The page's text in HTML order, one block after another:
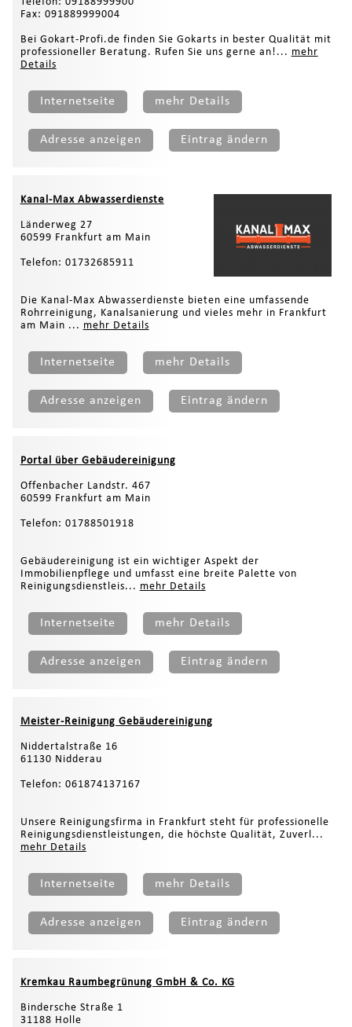
Fax: 091889999004
Bei Gokart-Profi.de finden Sie Gokarts in bester Qualität mit
professioneller Beratung. Rufen Sie uns gerne an!... mehr
Details
Internetseite mehr Details
Adresse anzeigen Eintrag ändern
Kanal-Max Abwasserdienste
Länderweg 27
60599 Frankfurt am Main
Telefon: 01732685911
Die Kanal-Max Abwasserdienste bieten eine umfassende
Rohrreinigung, Kanalsanierung und vieles mehr in Frankfurt
am Main ... mehr Details
Internetseite mehr Details
Adresse anzeigen Eintrag ändern
Portal über Gebäudereinigung
Offenbacher Landstr. 467
60599 Frankfurt am Main
Telefon: 01788501918
Gebäudereinigung ist ein wichtiger Aspekt der
Immobilienpflege und umfasst eine breite Palette von
Reinigungsdienstleis... mehr Details
Internetseite mehr Details
Adresse anzeigen Eintrag ändern
Meister-Reinigung Gebäudereinigung
Niddertalstraße 16
61130 Nidderau
Telefon: 061874137167
Unsere Reinigungsfirma in Frankfurt steht für professionelle
Reinigungsdienstleistungen, die höchste Qualität, Zuverl...
mehr Details
Internetseite mehr Details
Adresse anzeigen Eintrag ändern
Kremkau Raumbegrünung GmbH & Co. KG
Bindersche Straße 1
31188 Holle